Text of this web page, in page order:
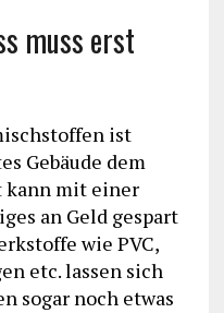
muss erst
ist
Gebäude dem
kann mit einer
an Geld gespart
wie PVC,
etc. lassen sich
sogar noch etwas